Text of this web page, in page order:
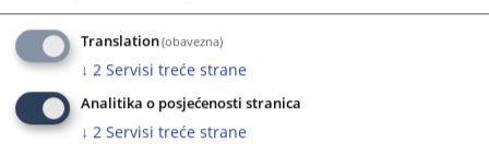
to
get
the
keyboard
shortcuts
get
the
keyboard
shortcuts
Translation(obavezna)
↓ 2 Servisi treće strane
Analitika o posjećenosti stranica
↓ 2 Servisi treće strane